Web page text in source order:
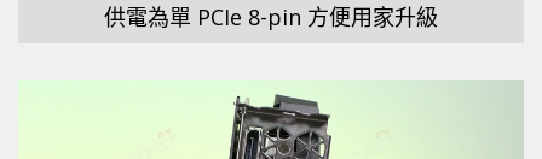
供電為單 PCIe 8-pin 方便用家升級